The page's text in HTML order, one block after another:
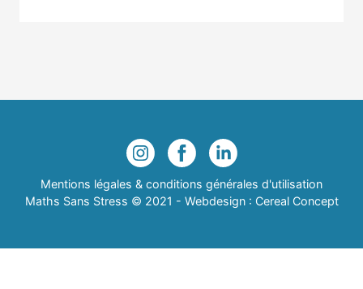
Mentions légales & conditions générales d'utilisation
Maths Sans Stress © 2021 - Webdesign : Cereal Concept